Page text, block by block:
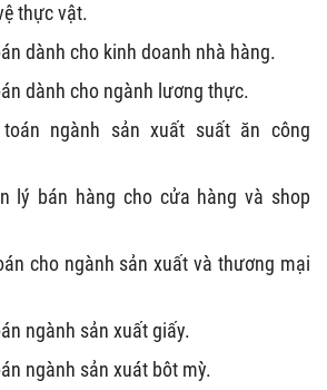
thực vật.
dành cho kinh doanh nhà hàng.
dành cho ngành lương thực.
ngành sản xuất suất ăn công
lý bán hàng cho cửa hàng và shop
cho ngành sản xuất và thương mại
ngành sản xuất giấy.
ngành sản xuát bôt mỳ.